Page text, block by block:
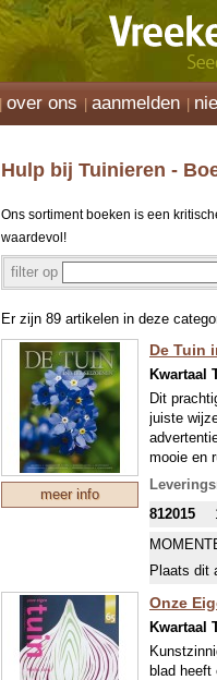
over ons aanmelden
Hulp bij Tuinieren -
Ons sortiment boeken is een
waardevol!
filter op
Er zijn 89 artikelen in deze
meer info
De Tuin
Kwartaal
Dit
juiste
mooie en
WE
812015
Plaats dit
Onze
Kwartaal
blad